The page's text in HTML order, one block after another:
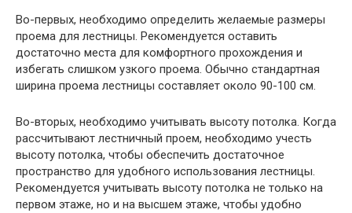
Во-первых, необходимо определить желаемые размеры
проема для лестницы. Рекомендуется оставить
достаточно места для комфортного прохождения и
избегать слишком узкого проема. Обычно стандартная
ширина проема лестницы составляет около 90-100 см.
Во-вторых, необходимо учитывать высоту потолка. Когда
рассчитывают лестничный проем, необходимо учесть
высоту потолка, чтобы обеспечить достаточное
пространство для удобного использования лестницы.
Рекомендуется учитывать высоту потолка не только на
первом этаже, но и на высшем этаже, чтобы удобно